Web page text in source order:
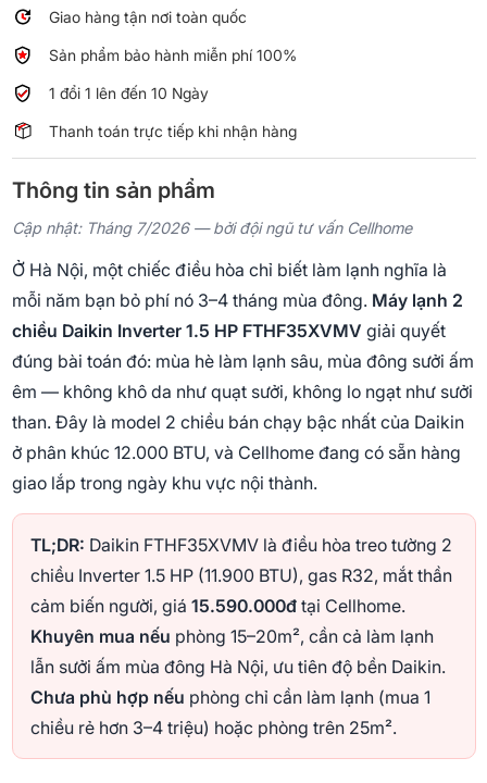
FTHF35XVMV
lượng
Giao hàng tận nơi toàn quốc
Sản phẩm bảo hành miễn phí 100%
1 đổi 1 lên đến 10 Ngày
Thanh toán trực tiếp khi nhận hàng
Thông tin sản phẩm
Cập nhật: Tháng 7/2026 — bởi đội ngũ tư vấn Cellhome
Ở Hà Nội, một chiếc điều hòa chỉ biết làm lạnh nghĩa là
mỗi năm bạn bỏ phí nó 3–4 tháng mùa đông. Máy lạnh 2
chiều Daikin Inverter 1.5 HP FTHF35XVMV giải quyết
đúng bài toán đó: mùa hè làm lạnh sâu, mùa đông sưởi ấm
êm — không khô da như quạt sưởi, không lo ngạt như sưởi
than. Đây là model 2 chiều bán chạy bậc nhất của Daikin
ở phân khúc 12.000 BTU, và Cellhome đang có sẵn hàng
giao lắp trong ngày khu vực nội thành.
TL;DR: Daikin FTHF35XVMV là điều hòa treo tường 2
chiều Inverter 1.5 HP (11.900 BTU), gas R32, mắt thần
cảm biến người, giá 15.590.000đtại Cellhome.
Khuyên mua nếu phòng 15–20m², cần cả làm lạnh
lẫn sưởi ấm mùa đông Hà Nội, ưu tiên độ bền Daikin.
Chưa phù hợp nếu phòng chỉ cần làm lạnh (mua 1
chiều rẻ hơn 3–4 triệu) hoặc phòng trên 25m².